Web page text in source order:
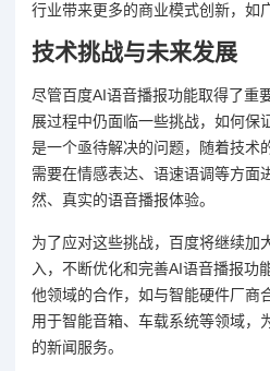
行业带来更多的商业模式创新，如
技术挑战与未来发展
尽管百度AI语音播报功能取得了重
展过程中仍面临一些挑战，如何保
是一个亟待解决的问题，随着技术
需要在情感表达、语速语调等方面
然、真实的语音播报体验。
为了应对这些挑战，百度将继续加
入，不断优化和完善AI语音播报功
他领域的合作，如与智能硬件厂商
用于智能音箱、车载系统等领域，
的新闻服务。